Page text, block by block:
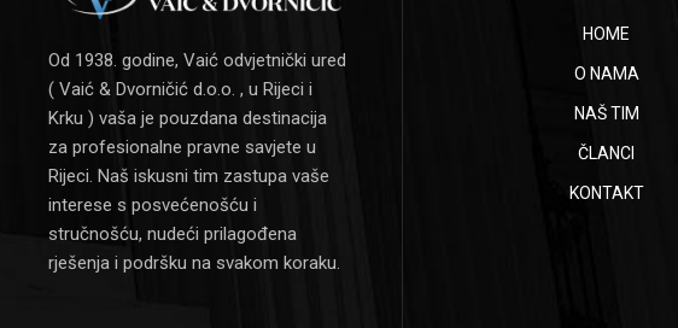
Od 1938. godine, Vaić odvjetnički ured
( Vaić & Dvorničić d.o.o. , u Rijeci i
Krku ) vaša je pouzdana destinacija
za profesionalne pravne savjete u
Rijeci. Naš iskusni tim zastupa vaše
interese s posvećenošću i
stručnošću, nudeći prilagođena
rješenja i podršku na svakom koraku.
HOME
O NAMA
NAŠ TIM
ČLANCI
KONTAKT